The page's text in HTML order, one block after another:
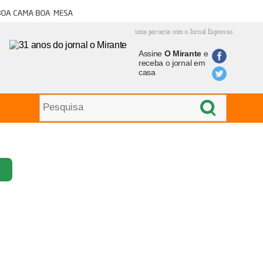
cama boa mesa
uma parceria com o Jornal Expresso
Assine O Mirantee
receba o jornal em
casa